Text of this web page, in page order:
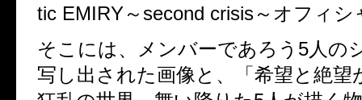
tic EMIRY～second crisis～オフィ
そこには、メンバーであろう5人の
写し出された画像と、「希望と絶望